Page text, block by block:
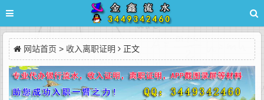
网站首页 > 收入离职证明 正文